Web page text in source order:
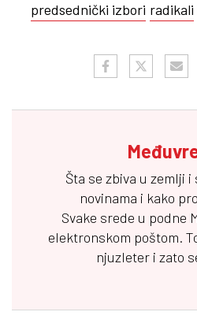
predsednički izbori radikali
Šta se zbiva u zemlji i
novinama i kako
Svake srede u podne
elektronskom poštom.
njuzleter i zato